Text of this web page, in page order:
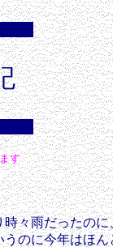
す
々雨だったのに
のに今年はほん